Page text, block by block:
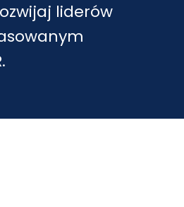
liderów